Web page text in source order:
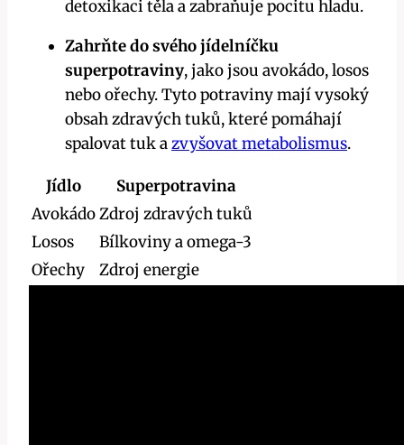
detoxikaci těla​ a zabraňuje pocitu ⁢hladu.
Zahrňte​ do⁤ svého⁣ jídelníčku
superpotraviny,​ jako⁤ jsou avokádo,​ losos
nebo ořechy. ⁢Tyto potraviny mají vysoký
obsah zdravých tuků, které ‌pomáhají
spalovat‌ tuk‍ a ⁢zvyšovat metabolismus.
Jídlo
Superpotravina
AvokádoZdroj zdravých ‍tuků
Losos
Bílkoviny a omega-3
Ořechy
Zdroj energie